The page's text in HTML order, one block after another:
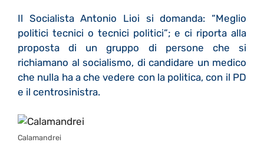
Il Socialista Antonio Lioi si domanda: “Meglio
politici tecnici o tecnici politici”; e ci riporta alla
proposta di un gruppo di persone che si
richiamano al socialismo, di candidare un medico
che nulla ha a che vedere con la politica, con il PD
e il centrosinistra.
Calamandrei